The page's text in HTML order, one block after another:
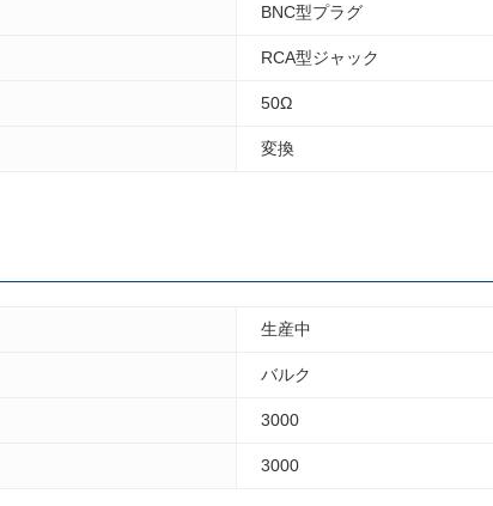
BNC型プラグ
RCA型ジャック
50Ω
変換
生産中
バルク
3000
3000